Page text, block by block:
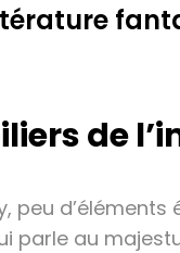
de
peu
parle au